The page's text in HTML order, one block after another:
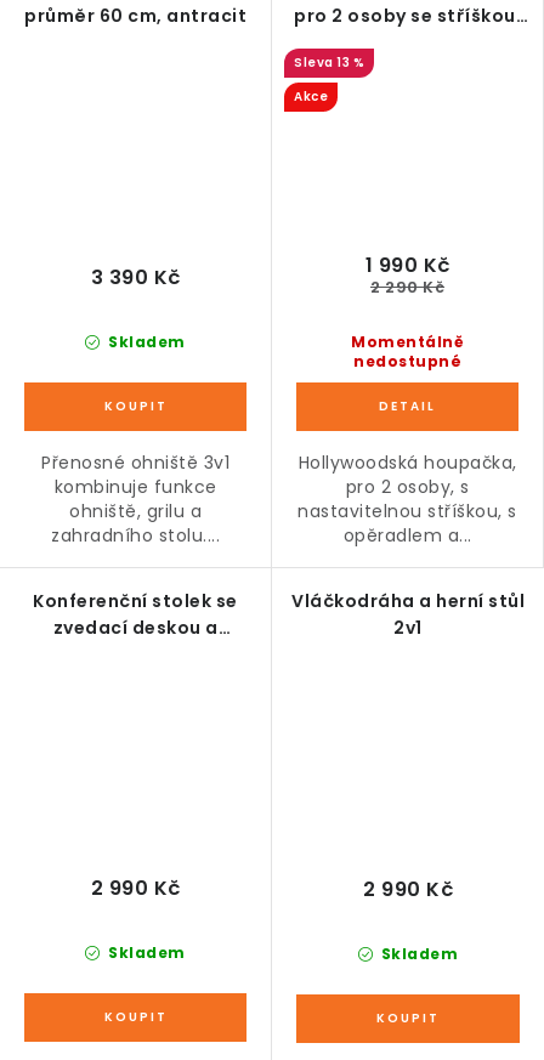
průměr 60 cm, antracit
Skladem
3 390 Kč
Přenosné ohniště 3v1
kombinuje funkce
ohniště, grilu a
zahradního stolu....
pro 2 osoby se stříškou,
13 %
Akce
Momentálně
nedostupné
1 990 Kč
2 290 Kč
Hollywoodská houpačka,
pro 2 osoby, s
nastavitelnou stříškou, s
opěradlem a...
Konferenční stolek se
zvedací deskou a
Skladem
2 990 Kč
Vláčkodráha a herní stůl
2v1
Skladem
2 990 Kč